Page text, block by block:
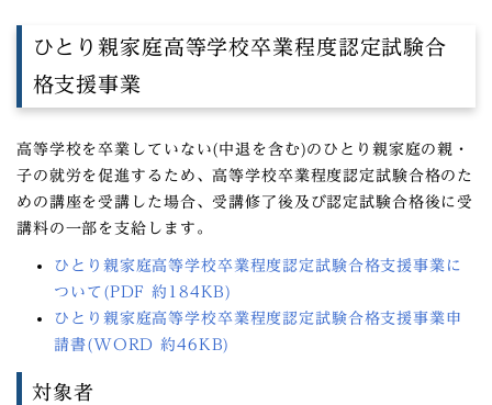
ひとり親家庭高等学校卒業程度認定試験合
格支援事業
高等学校を卒業していない(中退を含む)のひとり親家庭の親・
子の就労を促進するため、高等学校卒業程度認定試験合格のた
めの講座を受講した場合、受講修了後及び認定試験合格後に受
講料の一部を支給します。
ひとり親家庭高等学校卒業程度認定試験合格支援事業に
ついて(PDF 約184KB)
ひとり親家庭高等学校卒業程度認定試験合格支援事業申
請書(WORD 約46KB)
対象者